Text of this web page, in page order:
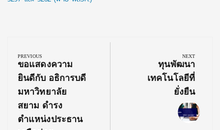
navigation
PREVIOUS
Previous
Post:
ขอแสดงความ
ยินดีกับ อธิการบดี
มหาวิทยาลัย
สยาม ดำรง
ตำแหน่งประธาน
NEXT
Next
Post:
ทุนพัฒนา
เทคโนโลยีที่
ยั่งยืน